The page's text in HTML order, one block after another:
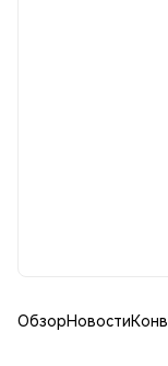
ОбзорНовости